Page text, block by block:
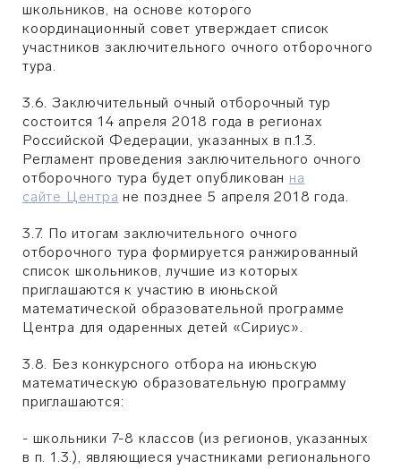
школьников, на основе которого
координационный совет утверждает список
участников заключительного очного отборочного
тура.
3.6. Заключительный очный отборочный тур
состоится 14 апреля 2018 года в регионах
Российской Федерации, указанных в п.1.3.
Регламент проведения заключительного очного
отборочного тура будет опубликован на
сайте Центра не позднее 5 апреля 2018 года.
3.7. По итогам заключительного очного
отборочного тура формируется ранжированный
список школьников, лучшие из которых
приглашаются к участию в июньской
математической образовательной программе
Центра для одаренных детей «Сириус».
3.8. Без конкурсного отбора на июньскую
математическую образовательную программу
приглашаются:
- школьники 7-8 классов (из регионов, указанных
в п. 1.3.), являющиеся участниками регионального